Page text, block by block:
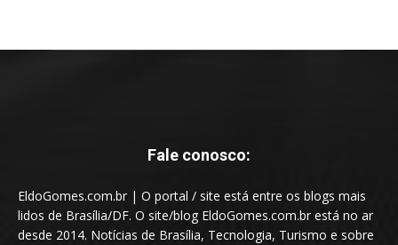
Fale conosco:
EldoGomes.com.br | O portal / site está entre os blogs mais
lidos de Brasília/DF. O site/blog EldoGomes.com.br está no ar
desde 2014. Notícias de Brasília, Tecnologia, Turismo e sobre